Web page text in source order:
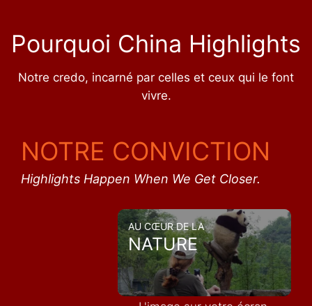
Pourquoi China Highlights
Notre credo, incarné par celles et ceux qui le font
vivre.
NOTRE CONVICTION
Highlights Happen When We Get Closer.
AU CŒUR DE LA
NATURE